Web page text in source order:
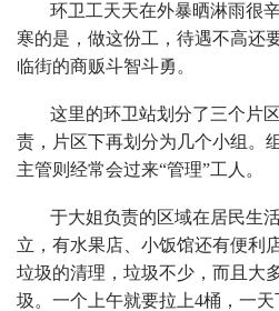
环卫工天天在外暴晒淋雨很
寒的是，做这份工，待遇不高还
临街的商贩斗智斗勇。
这里的环卫站划分了三个片
责，片区下再划分为几个小组。
主管则经常会过来“管理”工人。
于大姐负责的区域在居民生
立，有水果店、小饭馆还有便利
垃圾的清理，垃圾不少，而且大
圾。一个上午就要拉上4桶，一天